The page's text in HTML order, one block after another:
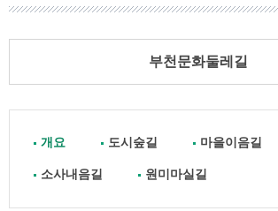
부천문화둘레길
개요 도시숲길 마을이음길
소사내음길 원미마실길